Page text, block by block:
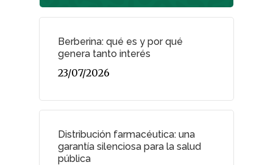
Berberina: qué es y por qué
genera tanto interés
23/07/2026
Distribución farmacéutica: una
garantía silenciosa para la salud
pública